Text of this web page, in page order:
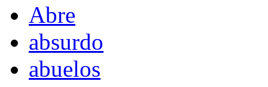
Abre
absurdo
abuelos